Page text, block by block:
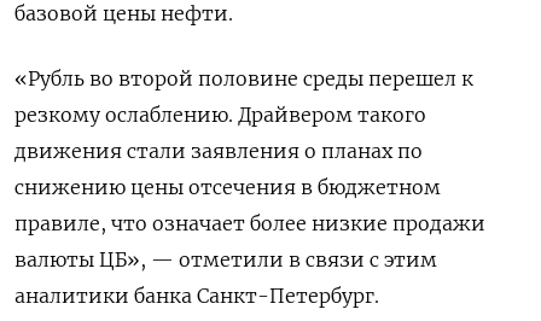
базовой цены ​нефти.
«Рубль во второй половине среды перешел к
резкому ослаблению. Драйвером такого
движения стали заявления о планах по
снижению цены отсечения в бюджетном
правиле, что означает более низкие продажи
валюты ЦБ», — отметили в связи с этим
аналитики банка Санкт-Петербург.